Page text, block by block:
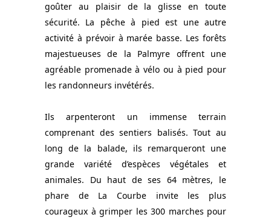
goûter au plaisir de la glisse en toute
sécurité. La pêche à pied est une autre
activité à prévoir à marée basse. Les forêts
majestueuses de la Palmyre offrent une
agréable promenade à vélo ou à pied pour
les randonneurs invétérés.
Ils arpenteront un immense terrain
comprenant des sentiers balisés. Tout au
long de la balade, ils remarqueront une
grande variété d’espèces végétales et
animales. Du haut de ses 64 mètres, le
phare de La Courbe invite les plus
courageux à grimper les 300 marches pour